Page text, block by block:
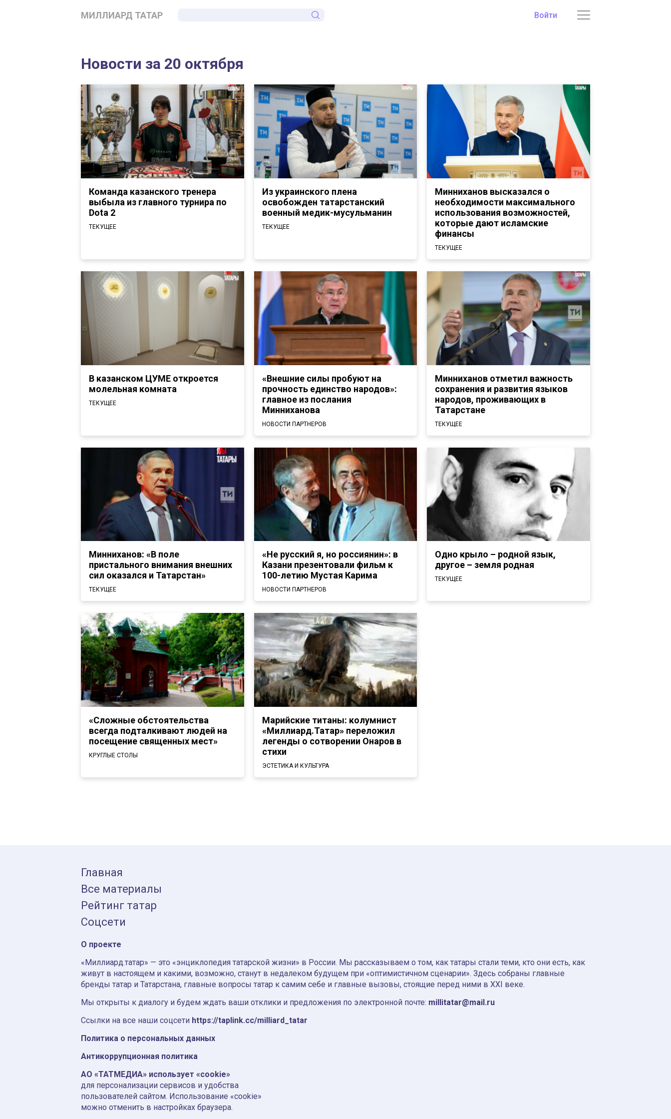
МИЛЛИАРД ТАТАР Войти
Новости за 20 октября
Команда казанского тренера
выбыла из главного турнира по
Dota 2
ТЕКУЩЕЕ
Из украинского плена
освобожден татарстанский
военный медик-мусульманин
ТЕКУЩЕЕ
Минниханов высказался о
необходимости максимального
использования возможностей,
которые дают исламские
финансы
ТЕКУЩЕЕ
В казанском ЦУМЕ откроется
молельная комната
ТЕКУЩЕЕ
«Внешние силы пробуют на
прочность единство народов»:
главное из послания
Минниханова
НОВОСТИ ПАРТНЕРОВ
Минниханов отметил важность
сохранения и развития языков
народов, проживающих в
Татарстане
ТЕКУЩЕЕ
Минниханов: «В поле
пристального внимания внешних
сил оказался и Татарстан»
ТЕКУЩЕЕ
«Не русский я, но россиянин»: в
Казани презентовали фильм к
100-летию Мустая Карима
НОВОСТИ ПАРТНЕРОВ
Одно крыло – родной язык,
другое – земля родная
ТЕКУЩЕЕ
«Сложные обстоятельства
всегда подталкивают людей на
посещение священных мест»
КРУГЛЫЕ СТОЛЫ
Марийские титаны: колумнист
«Миллиард.Татар» переложил
легенды о сотворении Онаров в
стихи
ЭСТЕТИКА И КУЛЬТУРА
Главная
Все материалы
Рейтинг татар
Соцсети
О проекте
«Миллиард.татар» — это «энциклопедия татарской жизни» в России. Мы рассказываем о том, как татары стали теми, кто они есть, как
живут в настоящем и какими, возможно, станут в недалеком будущем при «оптимистичном сценарии». Здесь собраны главные
бренды татар и Татарстана, главные вопросы татар к самим себе и главные вызовы, стоящие перед ними в XXI веке.
Мы открыты к диалогу и будем ждать ваши отклики и предложения по электронной почте: millitatar@mail.ru
Ссылки на все наши соцсети https://taplink.cc/milliard_tatar
Политика о персональных данных
Антикоррупционная политика
АО «ТАТМЕДИА» использует «cookie»
для персонализации сервисов и удобства
пользователей сайтом. Использование «cookie»
можно отменить в настройках браузера.